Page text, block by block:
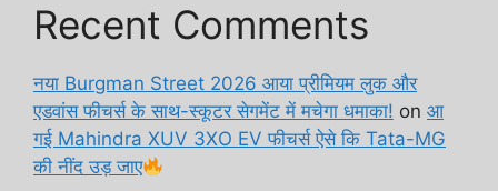
Recent Comments
नया Burgman Street 2026 आया प्रीमियम लुक और
एडवांस फीचर्स के साथ-स्कूटर सेगमेंट में मचेगा धमाका! on आ
गई Mahindra XUV 3XO EV फीचर्स ऐसे कि Tata-MG
की नींद उड़ जाए